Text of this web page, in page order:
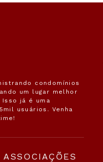
condomínios
um lugar melhor
já é uma
usuários. Venha